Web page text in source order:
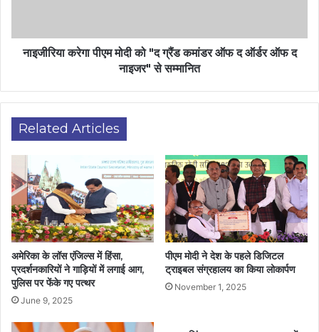
नाइजीरिया करेगा पीएम मोदी को "द ग्रैंड कमांडर ऑफ द ऑर्डर ऑफ द
नाइजर" से सम्मानित
Related Articles
अमेरिका के लॉस एंजिल्स में हिंसा,
प्रदर्शनकारियों ने गाड़ियों में लगाई आग,
पुलिस पर फेंके गए पत्थर
June 9, 2025
पीएम मोदी ने देश के पहले डिजिटल
ट्राइबल संग्रहालय का किया लोकार्पण
November 1, 2025